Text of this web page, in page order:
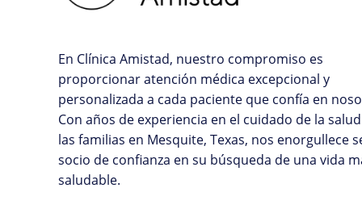
En Clínica Amistad, nuestro compromiso es
proporcionar atención médica excepcional y
personalizada a cada paciente que confía en
Con años de experiencia en el cuidado de la
las familias en Mesquite, Texas, nos enorgullece
socio de confianza en su búsqueda de una vida
saludable.